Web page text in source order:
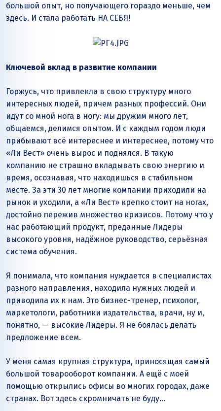
большой опыт, но получающего гораздо меньше, чем
здесь. И стала работать НА СЕБЯ!
Ключевой вклад в развитие компании
Горжусь, что привлекла в свою структуру много
интересных людей, причем разных профессий. Они
идут со мной нога в ногу: мы дружим много лет,
общаемся, делимся опытом. И с каждым годом люди
прибывают всё интереснее и интереснее, потому что
«Ли Вест» очень вырос и поднялся. В такую
компанию не страшно вкладывать свою энергию и
время, осознавая, что находишься в стабильном
месте. За эти 30 лет многие компании приходили на
рынок и уходили, а «Ли Вест» крепко стоит на ногах,
достойно пережив множество кризисов. Потому что у
нас работающий продукт, преданные Лидеры
высокого уровня, надёжное руководство, серьёзная
система обучения.
Я понимала, что компания нуждается в специалистах
разного направления, находила нужных людей и
приводила их к нам. Это бизнес-тренер, психолог,
маркетологи, работники издательства, врачи, ну и,
понятно, — высокие Лидеры. Я не боялась делать
предложение всем.
У меня самая крупная структура, приносящая самый
большой товарооборот компании. А ещё с моей
помощью открылись офисы во многих городах, даже
странах. Вот здесь скромничать не буду…